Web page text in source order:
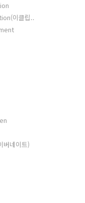
이클립..
네이트)